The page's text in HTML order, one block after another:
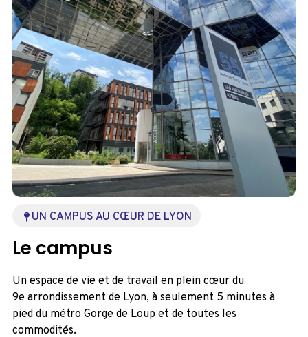
UN CAMPUS AU CŒUR DE LYON
Le campus
Un espace de vie et de travail en plein cœur du
9e arrondissement de Lyon, à seulement 5 minutes à
pied du métro Gorge de Loup et de toutes les
commodités.